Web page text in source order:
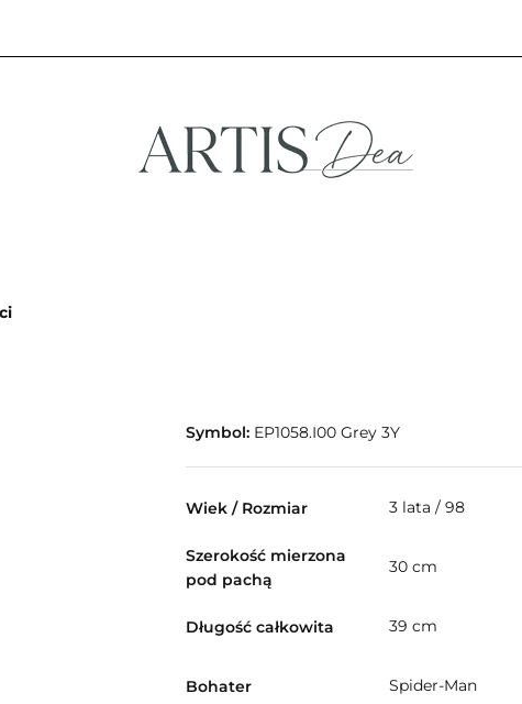
Symbol: EP1058.I00 Grey 3Y
Wiek / Rozmiar 3 lata / 98
Szerokość mierzona
pod pachą
30 cm
Długość całkowita 39 cm
Bohater Spider-Man